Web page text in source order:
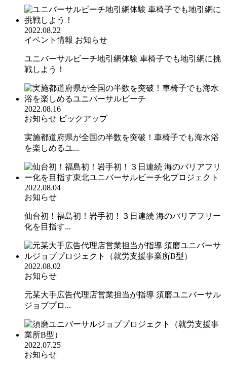
2022.08.22
イベント情報 お知らせ
ユニバーサルビーチ地引網体験 車椅子でも地引網に挑
戦しよう！
2022.08.16
お知らせ ピックアップ
実施都道府県が全国の半数を突破！車椅子でも海水浴
を楽しめるユ...
2022.08.04
お知らせ
仙台初！福島初！岩手初！３日連続 海のバリアフリー
化を目指す...
2022.08.02
お知らせ
元某大手広告代理店営業担当が指導 須磨ユニバーサル
ジョブプロ...
2022.07.25
お知らせ